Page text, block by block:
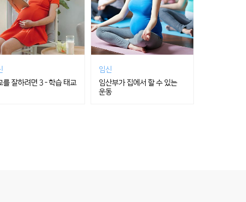
를 잘하려면 3 - 학습 태교
임신
임산부가 집에서 할 수 있는
운동